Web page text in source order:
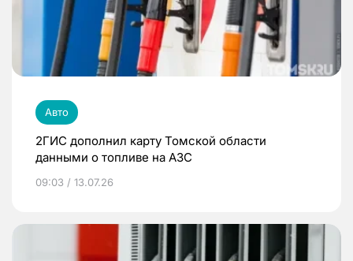
Авто
2ГИС дополнил карту Томской области
данными о топливе на АЗС
09:03 / 13.07.26